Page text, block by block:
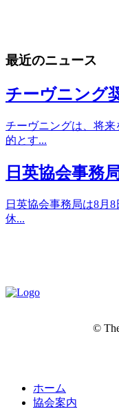
最近のニュース
チーヴニング
チーヴニングは、将来
的とす...
日英協会事務
日英協会事務局は8月
休...
©
ホーム
協会案内